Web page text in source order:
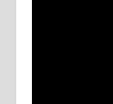
WAHDATUL
WAHDATUL